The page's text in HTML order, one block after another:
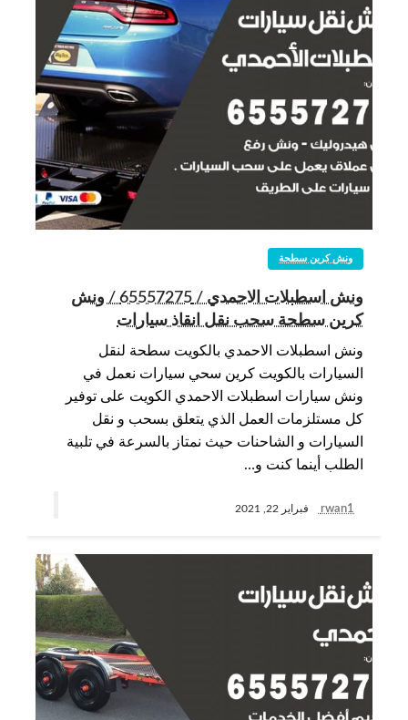
ونش كرين سطحة
ونش اسطبلات الاحمدي / 65557275 / ونش
كرين سطحة سحب نقل انقاذ سيارات
ونش اسطبلات الاحمدي بالكويت سطحة لنقل
السيارات بالكويت كرين سحي سيارات نعمل في
ونش سيارات اسطبلات الاحمدي الكويت على توفير
كل مستلزمات العمل الذي يتعلق بسحب و نقل
السيارات و الشاحنات حيث نمتاز بالسرعة في تلبية
الطلب أينما كنت و…
rwan1 فبراير 22, 2021